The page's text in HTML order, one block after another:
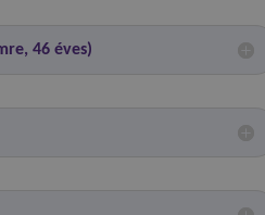
46 éves)